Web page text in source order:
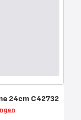
24cm C42732